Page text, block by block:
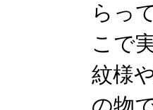
らっ
こで
紋様